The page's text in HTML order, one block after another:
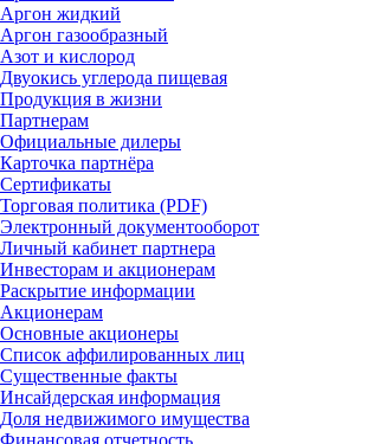
Аргон жидкий
Аргон газообразный
Азот и кислород
Двуокись углерода пищевая
Продукция в жизни
Партнерам
Официальные дилеры
Карточка партнёра
Сертификаты
Торговая политика (PDF)
Электронный документооборот
Личный кабинет партнера
Инвесторам и акционерам
Раскрытие информации
Акционерам
Основные акционеры
Список аффилированных лиц
Существенные факты
Инсайдерская информация
Доля недвижимого имущества